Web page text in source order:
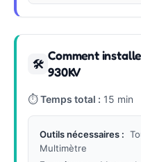
🛠
Comment
930KV
⏱Temps total : 15 min
Outils nécessaires :
Multimètre